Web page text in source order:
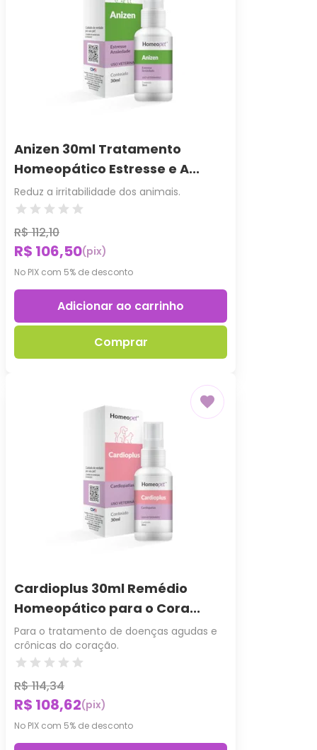
Anizen 30ml Tratamento
Homeopático Estresse e A...
Reduz a irritabilidade dos animais.
R$ 112,10
R$ 106,50(pix)
No PIX com 5% de desconto
Adicionar ao carrinho
Comprar
Cardioplus 30ml Remédio
Homeopático para o Cora...
Para o tratamento de doenças agudas e
crônicas do coração.
R$ 114,34
R$ 108,62(pix)
No PIX com 5% de desconto